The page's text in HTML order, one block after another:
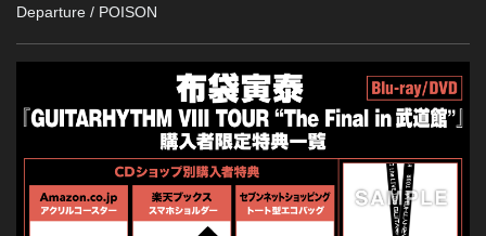
Departure / POISON